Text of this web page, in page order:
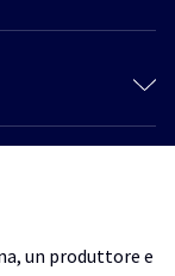
termico
un produttore e